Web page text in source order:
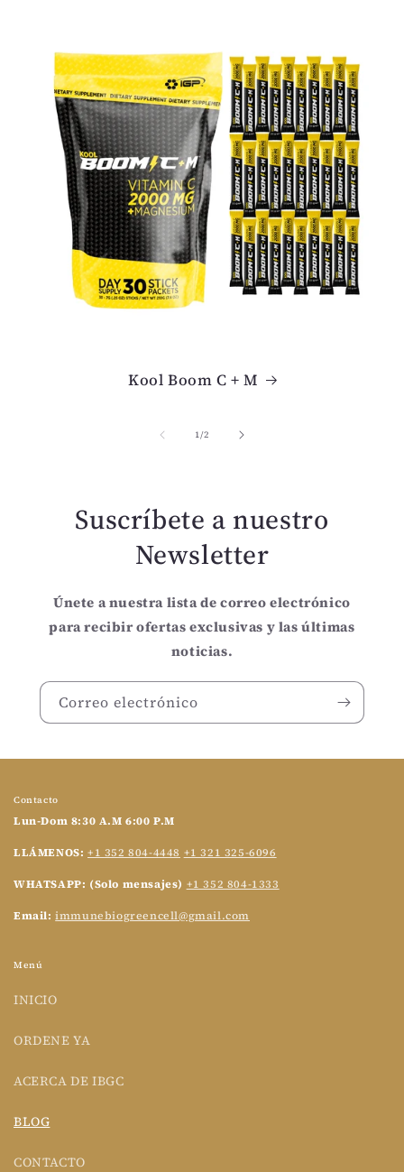
Kool Boom C + M
1/de
2
Suscríbete a nuestro
Newsletter
Únete a nuestra lista de correo electrónico
para recibir ofertas exclusivas y las últimas
noticias.
Correo electrónico
Contacto
Lun-Dom 8:30 A.M 6:00 P.M
LLÁMENOS: +1 352 804-4448 +1 321 325-6096
WHATSAPP: (Solo mensajes) +1 352 804-1333
Email:immunebiogreencell@gmail.com
Menú
INICIO
ORDENE YA
ACERCA DE IBGC
BLOG
CONTACTO